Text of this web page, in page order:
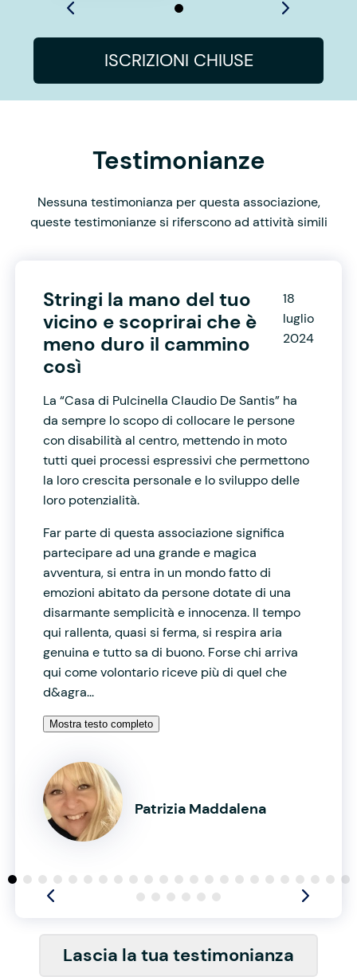
ISCRIZIONI CHIUSE
Testimonianze
Nessuna testimonianza per questa associazione,
queste testimonianze si riferscono ad attività simili
Stringi la mano del tuo
vicino e scoprirai che è
meno duro il cammino
così
18
luglio
2024
La “Casa di Pulcinella Claudio De Santis” ha
da sempre lo scopo di collocare le persone
con disabilità al centro, mettendo in moto
tutti quei processi espressivi che permettono
la loro crescita personale e lo sviluppo delle
loro potenzialità.
Far parte di questa associazione significa
partecipare ad una grande e magica
avventura, si entra in un mondo fatto di
emozioni abitato da persone dotate di una
disarmante semplicità e innocenza. Il tempo
qui rallenta, quasi si ferma, si respira aria
genuina e tutto sa di buono. Forse chi arriva
qui come volontario riceve più di quel che
d&agra...
Mostra testo completo
Patrizia Maddalena
Lascia la tua testimonianza